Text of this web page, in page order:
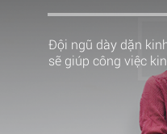
Đội ngũ dày dặn
sẽ giúp công việc